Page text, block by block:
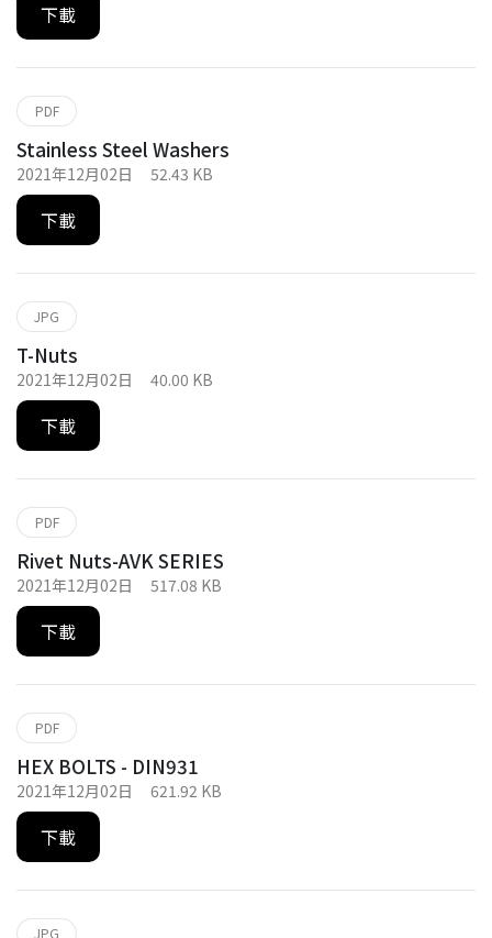
下載
PDF
Stainless Steel Washers
2021年12月02日 52.43 KB
下載
JPG
T-Nuts
2021年12月02日 40.00 KB
下載
PDF
Rivet Nuts-AVK SERIES
2021年12月02日 517.08 KB
下載
PDF
HEX BOLTS - DIN931
2021年12月02日 621.92 KB
下載
JPG